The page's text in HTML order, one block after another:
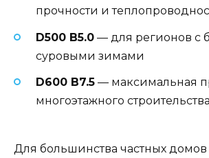
прочности и
D500 B5.0 — для регионов с
суровыми зимами
D600 B7.5 — максимальная
многоэтажного строительства
Для большинства частных домов